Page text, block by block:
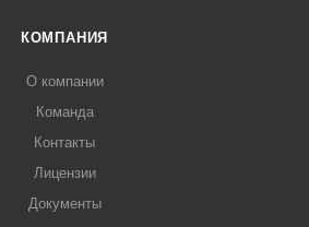
КОМПАНИЯ
О компании
Команда
Контакты
Лицензии
Документы